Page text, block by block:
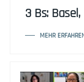
3 Bs:
MEHR